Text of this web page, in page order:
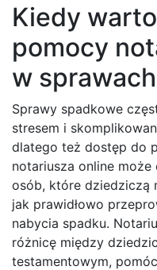
Kiedy
pomocy
w
Sprawy spadkowe
stresem i
dlatego też dostęp do
notariusza online może
osób, które dziedziczą
jak prawidłowo
nabycia spadku.
różnicę między
testamentowym,